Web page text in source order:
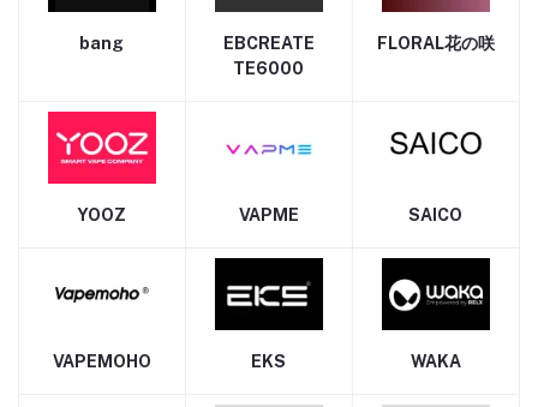
bang
EBCREATE
TE6000
FLORAL花の咲
YOOZ VAPME SAICO
VAPEMOHO EKS WAKA